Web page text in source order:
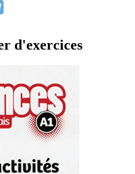
d'exercices